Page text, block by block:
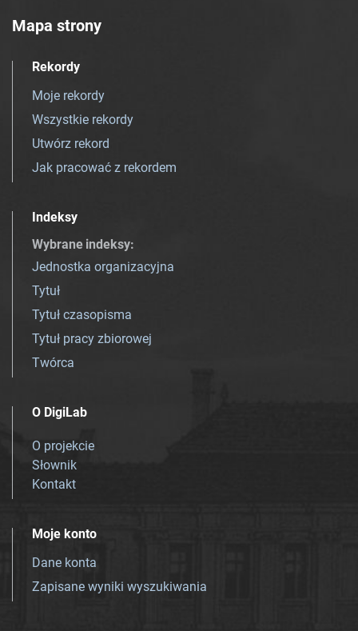
Mapa strony
Rekordy
Moje rekordy
Wszystkie rekordy
Utwórz rekord
Jak pracować z rekordem
Indeksy
Wybrane indeksy:
Jednostka organizacyjna
Tytuł
Tytuł czasopisma
Tytuł pracy zbiorowej
Twórca
O DigiLab
O projekcie
Słownik
Kontakt
Moje konto
Dane konta
Zapisane wyniki wyszukiwania